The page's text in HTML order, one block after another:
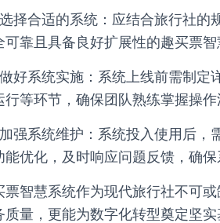
择合适的系统：应结合旅行社的
可靠且具备良好扩展性的趣买票
好系统实施：系统上线前需制定
行等环节，确保团队熟练掌握操
强系统维护：系统投入使用后，
能优化，及时响应问题反馈，确保
票智慧系统作为现代旅行社不可
质量，更能为数字化转型奠定坚